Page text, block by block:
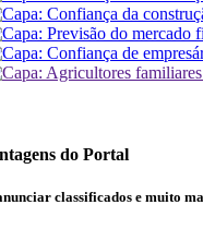
do Portal
classificados e muito